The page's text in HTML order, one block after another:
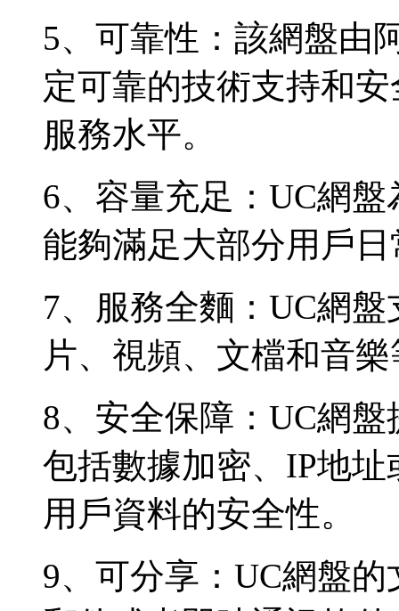
5、可靠性：該網盤由
定可靠的技術支持和
服務水平。
6、容量充足：UC網
能夠滿足大部分用戶
7、服務全麵：UC網
片、視頻、文檔和音
8、安全保障：UC網
包括數據加密、IP地
用戶資料的安全性。
9、可分享：UC網盤